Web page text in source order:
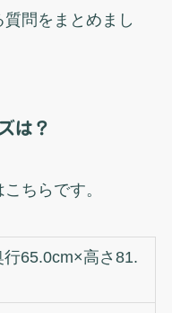
問をまとめまし
は？
ちらです。
65.0cm×高さ81.